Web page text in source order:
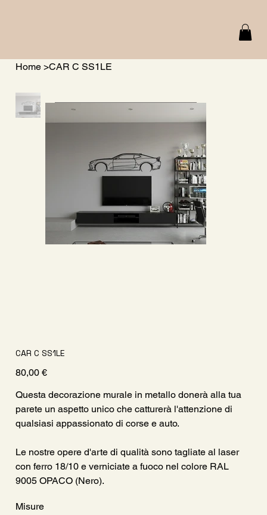
Home >CAR C SS1LE
CAR C SS1LE
Prezzo
80,00 €
Questa decorazione murale in metallo donerà alla tua
parete un aspetto unico che catturerà l'attenzione di
qualsiasi appassionato di corse e auto.
Le nostre opere d'arte di qualità sono tagliate al laser
con ferro 18/10 e verniciate a fuoco nel colore RAL
9005 OPACO (Nero).
Misure